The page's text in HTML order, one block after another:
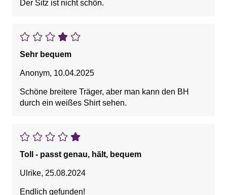
Der Sitz ist nicht schön.
Sehr bequem
Anonym, 10.04.2025
Schöne breitere Träger, aber man kann den BH
durch ein weißes Shirt sehen.
Toll - passt genau, hält, bequem
Ulrike, 25.08.2024
Endlich gefunden!